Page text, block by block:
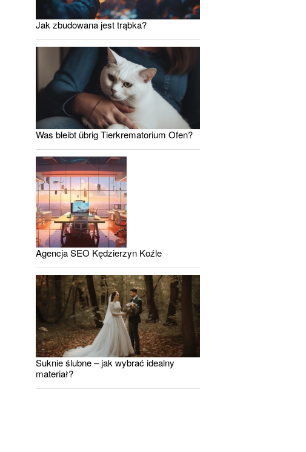
Jak zbudowana jest trąbka?
Was bleibt übrig Tierkrematorium Ofen?
Agencja SEO Kędzierzyn Koźle
Suknie ślubne – jak wybrać idealny
materiał?